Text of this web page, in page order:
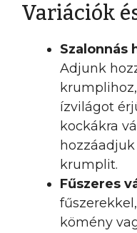
Variációk
Szalonnás
Adjunk
ízvilágot
kockákra
krumplit.
Fűszeres
kömény